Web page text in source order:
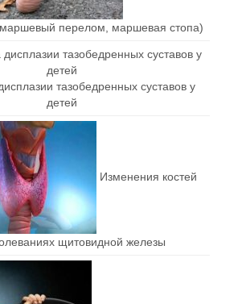
перелом, маршевая стопа)
тазобедренных суставов у
детей
Изменения костей
щитовидной железы